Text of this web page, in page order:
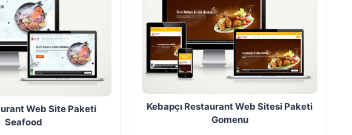
Web Site Paketi
Seafood
Kebapçı Restaurant Web Sitesi Paketi
Gomenu